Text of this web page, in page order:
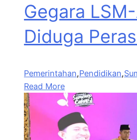
Gegara
Diduga
Pemerintahan,Pendidikan,
Read More